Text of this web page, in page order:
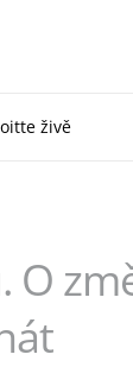
živě
O